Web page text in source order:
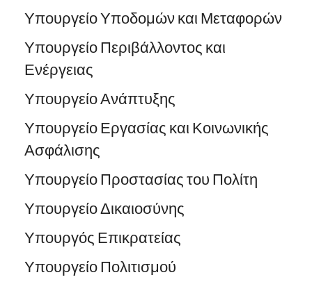
Υπουργείο Υποδομών και Μεταφορών
Υπουργείο Περιβάλλοντος και
Ενέργειας
Υπουργείο Ανάπτυξης
Υπουργείο Εργασίας και Κοινωνικής
Ασφάλισης
Υπουργείο Προστασίας του Πολίτη
Υπουργείο Δικαιοσύνης
Υπουργός Επικρατείας
Υπουργείο Πολιτισμού